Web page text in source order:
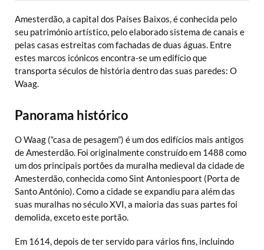
Amesterdão, a capital dos Países Baixos, é conhecida pelo
seu património artístico, pelo elaborado sistema de canais e
pelas casas estreitas com fachadas de duas águas. Entre
estes marcos icónicos encontra-se um edifício que
transporta séculos de história dentro das suas paredes: O
Waag.
Panorama histórico
O Waag (“casa de pesagem”) é um dos edifícios mais antigos
de Amesterdão. Foi originalmente construído em 1488 como
um dos principais portões da muralha medieval da cidade de
Amesterdão, conhecida como Sint Antoniespoort (Porta de
Santo António). Como a cidade se expandiu para além das
suas muralhas no século XVI, a maioria das suas partes foi
demolida, exceto este portão.
Em 1614, depois de ter servido para vários fins, incluindo